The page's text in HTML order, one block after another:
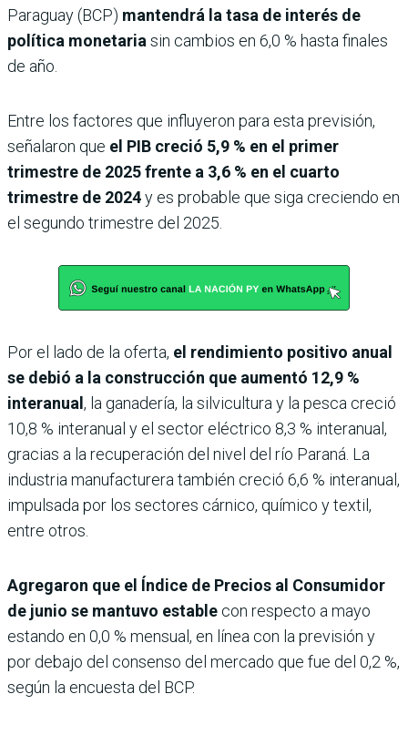
Paraguay (BCP) mantendrá la tasa de interés de
política monetaria sin cambios en 6,0 % hasta finales
de año.
Entre los factores que influyeron para esta previsión,
señalaron que el PIB creció 5,9 % en el primer
trimestre de 2025 frente a 3,6 % en el cuarto
trimestre de 2024y es probable que siga creciendo en
el segundo trimestre del 2025.
Por el lado de la oferta, el rendimiento positivo anual
se debió a la construcción que aumentó 12,9 %
interanual , la ganadería, la silvicultura y la pesca creció
10,8 % interanual y el sector eléctrico 8,3 % interanual,
gracias a la recuperación del nivel del río Paraná. La
industria manufacturera también creció 6,6 % interanual,
impulsada por los sectores cárnico, químico y textil,
entre otros.
Agregaron que el Índice de Precios al Consumidor
de junio se mantuvo estable con respecto a mayo
estando en 0,0 % mensual, en línea con la previsión y
por debajo del consenso del mercado que fue del 0,2 %,
según la encuesta del BCP.